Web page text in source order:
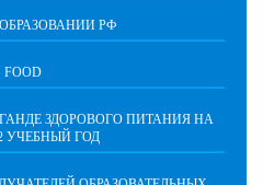
РФ
FOOD
ЗДОРОВОГО ПИТАНИЯ НА
УЧЕБНЫЙ ГОД